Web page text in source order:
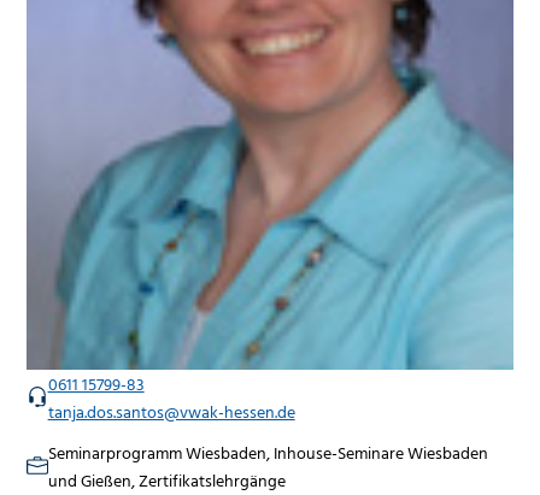
0611 15799-83
tanja.dos.santos@vwak-hessen.de
Seminarprogramm Wiesbaden, Inhouse-Seminare Wiesbaden
und Gießen, Zertifikatslehrgänge